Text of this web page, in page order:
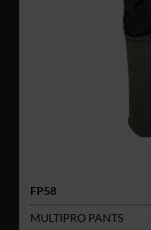
FP58
MULTIPRO PANTS